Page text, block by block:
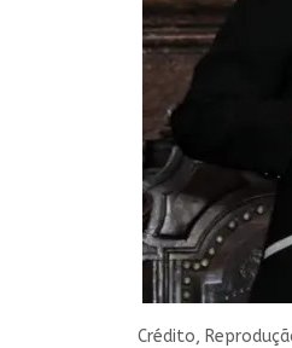
Crédito,